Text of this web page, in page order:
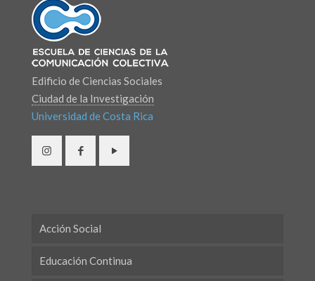
Edificio de Ciencias Sociales
Ciudad de la Investigación
Universidad de Costa Rica
Acción Social
Educación Continua